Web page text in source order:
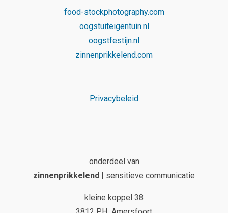
food-stockphotography.com
oogstuiteigentuin.nl
oogstfestijn.nl
zinnenprikkelend.com
Privacybeleid
onderdeel van
zinnenprikkelend
| sensitieve communicatie
kleine koppel 38